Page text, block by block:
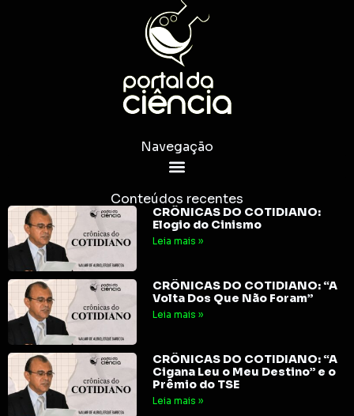
Navegação
Conteúdos recentes
CRÔNICAS DO COTIDIANO:
Elogio do Cinismo
Leia mais »
CRÔNICAS DO COTIDIANO: “A
Volta Dos Que Não Foram”
Leia mais »
CRÔNICAS DO COTIDIANO: “A
Cigana Leu o Meu Destino” e o
Prêmio do TSE
Leia mais »